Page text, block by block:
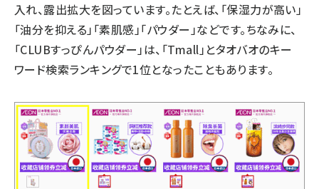
入れ、露出拡大を図っています。たとえば、「保湿力が高い」
「油分を抑える」「素肌感」「パウダー」などです。ちなみに、
「CLUBすっぴんパウダー」は、「Tmall」とタオバオのキー
ワード検索ランキングで1位となったこともあります。